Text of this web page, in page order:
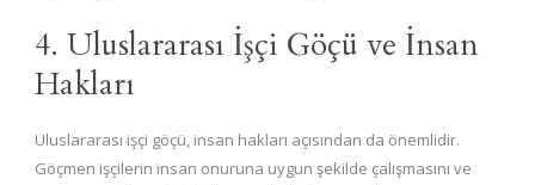
4. Uluslararası İşçi Göçü ve İnsan
Hakları
Uluslararası işçi göçü, insan hakları açısından da önemlidir.
Göçmen işçilerin insan onuruna uygun şekilde çalışmasını ve